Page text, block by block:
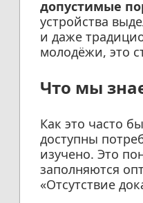
допустимые
устройства
и даже
молодёжи, это
Что мы
Как это часто
доступны
изучено. Это
заполняются
«Отсутствие